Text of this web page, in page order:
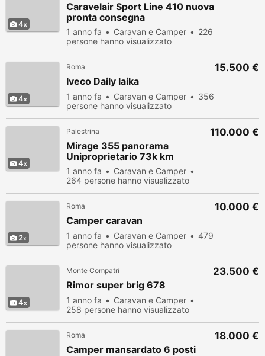
4
Caravelair Sport Line 410 nuova
pronta consegna
1 anno fa Caravan e Camper
226
persone hanno visualizzato
4
Roma
Iveco Daily laika
1 anno fa Caravan e Camper
356
persone hanno visualizzato
15.500 €
4
Palestrina
Mirage 355 panorama
Uniproprietario 73k km
1 anno fa
Caravan e Camper
264 persone hanno visualizzato
110.000 €
2
Roma
Camper caravan
1 anno fa Caravan e Camper
479
persone hanno visualizzato
10.000 €
4
Monte Compatri
Rimor super brig 678
1 anno fa
Caravan e Camper
258 persone hanno visualizzato
23.500 €
Roma
Camper mansardato 6 posti
18.000 €